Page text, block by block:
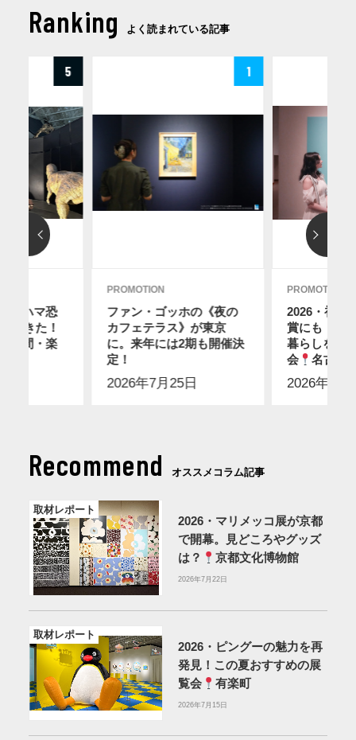
Ranking よく読まれている記事
5
コハマ恐
てきた！
時間・楽
1
PROMOTION
ファン・ゴッホの《夜の
カフェテラス》が東京
に。来年には2期も開催決
定！
2026年7月25日
PROMOTION
2026・初め
賞にも！ス
暮らしを感
会
名古屋
2026年7月
Recommend オススメコラム記事
取材レポート
2026・マリメッコ展が京都
で開幕。見どころやグッズ
は？
京都文化博物館
2026年7月22日
取材レポート
2026・ピングーの魅力を再
発見！この夏おすすめの展
覧会
有楽町
2026年7月15日